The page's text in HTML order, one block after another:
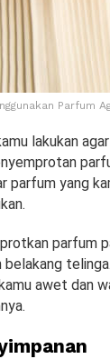
Parfum
lakukan
parfum yang
parfum
belakang
awet dan